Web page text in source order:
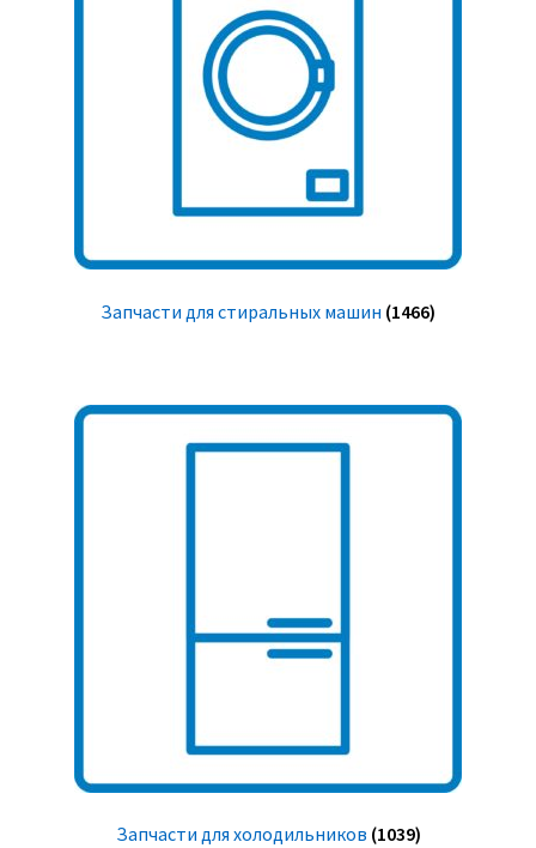
Запчасти для стиральных машин (1466)
Запчасти для холодильников (1039)